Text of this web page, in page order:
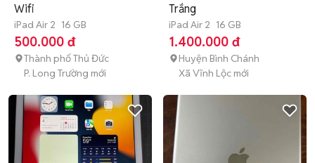
Wifi
iPad Air 2 16 GB
500.000 đ
Thành phố Thủ Đức
P. Long Trường mới
Trắng
iPad Air 2 16 GB
1.400.000 đ
Huyện Bình Chánh
Xã Vĩnh Lộc mới